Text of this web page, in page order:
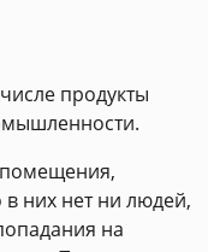
продукты
них нет ни людей,
на